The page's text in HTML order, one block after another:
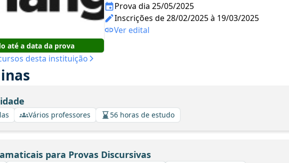
até a data da prova
desta instituição
Prova dia 25/05/2025
Inscrições de 28/02/2025 à 19/03/2025
Ver edital
Vários professores 56 horas de estudo
para Provas Discursivas